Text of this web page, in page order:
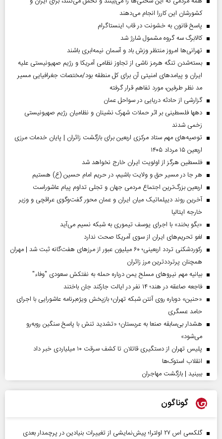
کشورشان این کاررا انجام می‌دهند
پاسخ قانون به خشونت در قاب اینستاگرام
کالابرگ سه گروه مشمول شارژ شد
تهرانی‌ها امروز منتظر وزش باد و آسمان نیمه‌ابری باشند
بسته‌شدن تنگه هرمز ناشی از تجاوز نظامی آمریکا و رژیم صهیونیستی علیه
ایران و پیامد‌های امنیتی آن برای کل منطقه بود/مختصات جغرافیایی مسیر
مد نظر طرفین، مورد تفاهم قرار گرفته
گزارشی از حادثه دریایی در سواحل عمان
دهها فلسطینی بر اثر حملات شهرک نشینان و نظامیان رژیم صهیونیستی
زخمی شدند
توصیه‌های مهم ستاد مرکزی اربعین برای بازگشت زائران | پایان خدمات مرزی
اربعین ۱۵ مرداد ۱۴۰۵
فلسطین هرگز از اولویت ایران خارج نخواهد شد
هر جا در مسیر حق و ولایت باشیم، در حریم امام حسین (ع) هستیم
اربعین بزرگ‌ترین اجتماع مردمی جهان و تجلی تداوم پیام عاشوراست
آخرین روند دیپلماتیک میان ایران و عمان محور گفت‌وگوی عراقچی و وزیر
خارجه ایتالیا
«بگو بخند» با اجرای یوسف تیموری به شبکه نسیم می‌آید
لغو تحریم‌های ایران از سوی آمریکا صحت ندارد
رکوردشکنی تردد اربعینی؛ ۶۰ میلیون عبور از مرزهای هفت‌گانه ثبت شد | مهران
همچنان پرترددترین مرز زائران
بیانیه مهم نیروهای مسلح یمن درباره حمله به نفتکش سعودی "وفاء"
فاجعه صاعقه در هند؛ ۱۴ نفر در ایالت جارکند جان باختند
«حنین» دوباره روی آنتن شبکه تهران؛ بازپخش ویژه‌برنامه عاشورایی با اجرای
حامد عسگری
هشدار بی‌سابقه صنعا به عربستان؛ «تشدید تنش با پاسخ سنگین روبه‌رو
می‌شود»
پلیس تهران از دستگیری قاتلان تا کشف سرقت ۱۰ میلیاردی خبر داد
انقلاب استوک‌ها
ببینید | بازگشت مهاجران
گوناگون
گلکسی اس ۲۷ اولترا؛ پیش‌نمایشی از تغییرات بنیادین در پرچمدار بعدی